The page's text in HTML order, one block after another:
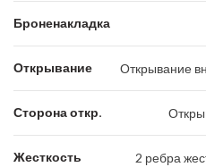
Броненакладка
Открывание Открывание
Сторона откр.
Жесткость 2 ребра